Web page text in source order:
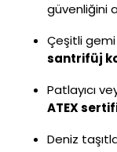
güvenliğini
Çeşitli
santrifüj
Patlayıcı
ATEX
Deniz